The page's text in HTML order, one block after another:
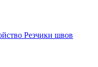
Резчики швов